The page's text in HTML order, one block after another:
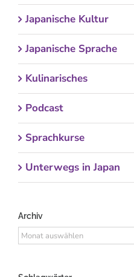
Japanische Kultur
Japanische Sprache
Kulinarisches
Podcast
Sprachkurse
Unterwegs in Japan
Archiv
Archiv